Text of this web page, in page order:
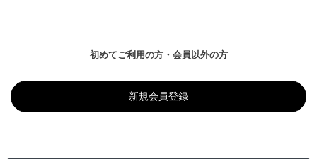
初めてご利用の方・会員以外の方